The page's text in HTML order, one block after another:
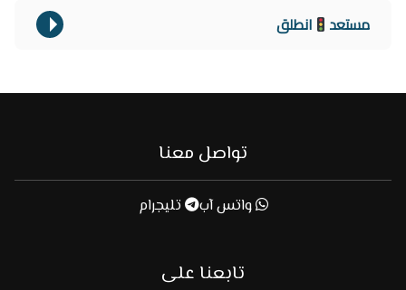
مستعد انطلق
تواصل معنا
واتس آب تليجرام
تابعنا على